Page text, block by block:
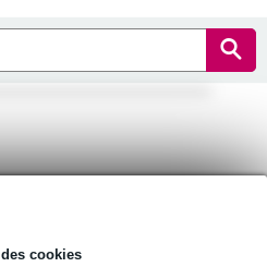
cookies
Tama